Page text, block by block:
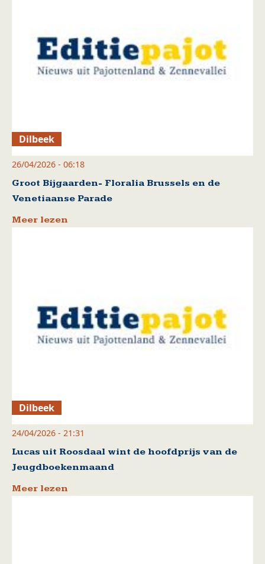
Dilbeek
26/04/2026 - 06:18
Groot Bijgaarden- Floralia Brussels en de
Venetiaanse Parade
Meer lezen
Dilbeek
24/04/2026 - 21:31
Lucas uit Roosdaal wint de hoofdprijs van de
Jeugdboekenmaand
Meer lezen